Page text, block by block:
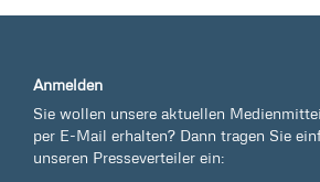
Anmelden
Sie wollen unsere aktuellen
per E-Mail erhalten? Dann tragen Sie
unseren Presseverteiler ein: